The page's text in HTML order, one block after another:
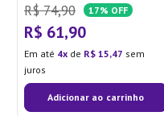
R$ 74,90 17% OFF
R$ 61,90
Em até 4 de R$ 15,47 sem
juros
Adicionar ao carrinho